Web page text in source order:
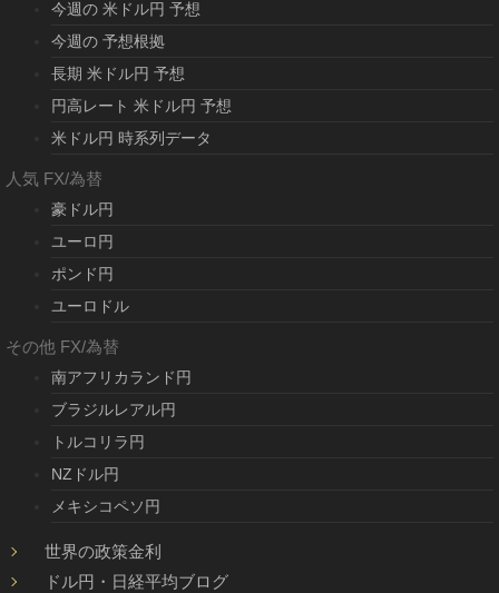
今週の 米ドル円 予想
今週の 予想根拠
長期 米ドル円 予想
円高レート 米ドル円 予想
米ドル円 時系列データ
人気 FX/為替
豪ドル円
ユーロ円
ポンド円
ユーロドル
その他 FX/為替
南アフリカランド円
ブラジルレアル円
トルコリラ円
NZドル円
メキシコペソ円
世界の政策金利
ドル円・日経平均ブログ